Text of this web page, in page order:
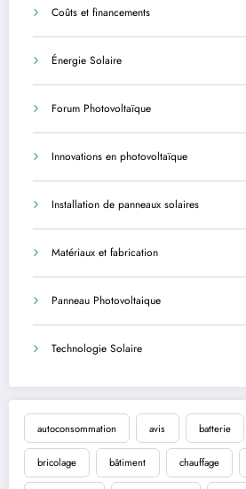
Coûts et financements
Énergie Solaire
Forum Photovoltaïque
Innovations en photovoltaïque
Installation de panneaux solaires
Matériaux et fabrication
Panneau Photovoltaique
Technologie Solaire
autoconsommation avis batterie
bricolage bâtiment chauffage